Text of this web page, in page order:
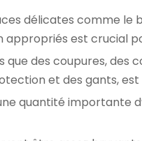
délicates comme le
appropriés est crucial
des coupures, des
et des gants, est
quantité importante